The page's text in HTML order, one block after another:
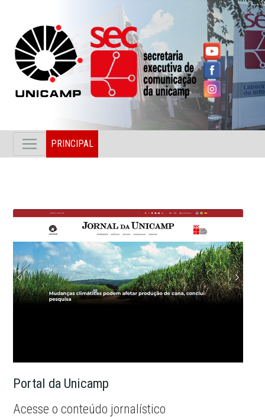
PRINCIPAL
Portal da Unicamp
Acesse o conteúdo jornalístico